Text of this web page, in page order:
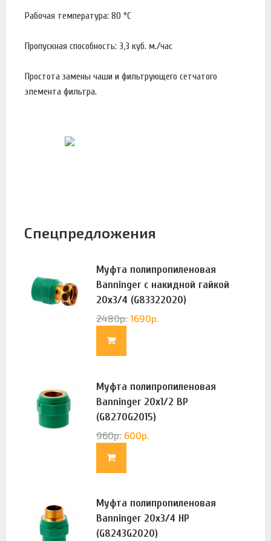
Рабочая температура: 80 °С
Пропускная способность: 3,3 куб. м./час
Простота замены чаши и фильтрующего сетчатого
элемента фильтра.
Спецпредложения
Муфта полипропиленовая
Banninger с накидной гайкой
20х3/4 (G83322020)
2480р. 1690р.
Муфта полипропиленовая
Banninger 20х1/2 ВР
(G8270G2015)
960р. 600р.
Муфта полипропиленовая
Banninger 20х3/4 НР
(G8243G2020)